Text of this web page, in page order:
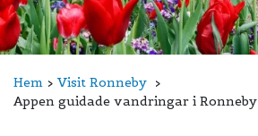
Hem
Visit Ronneby
Appen guidade vandringar i Ronneby